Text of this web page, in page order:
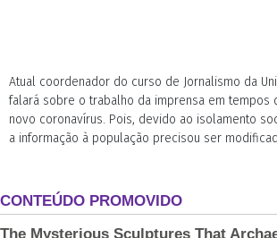
Atual coordenador do curso de Jornalismo da
falará sobre o trabalho da imprensa em tempos
novo coronavírus. Pois, devido ao isolamento
a informação à população precisou ser